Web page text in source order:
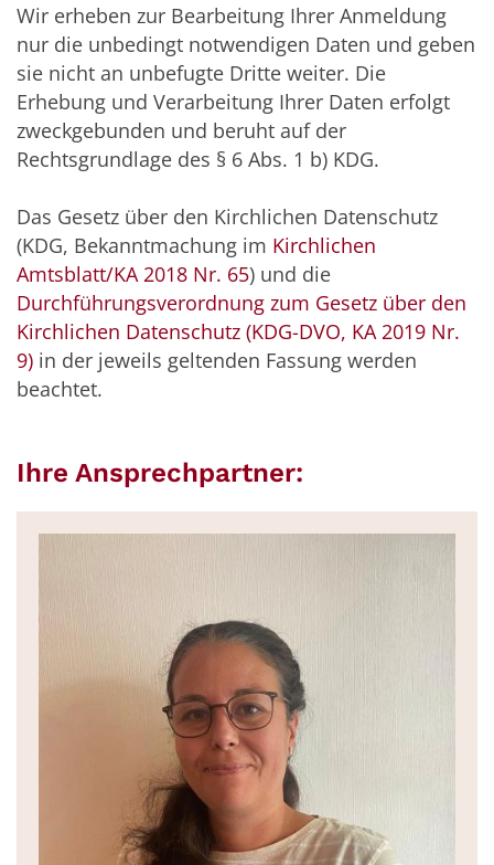
Wir erheben zur Bearbeitung Ihrer Anmeldung
nur die unbedingt notwendigen Daten und geben
sie nicht an unbefugte Dritte weiter. Die
Erhebung und Verarbeitung Ihrer Daten erfolgt
zweckgebunden und beruht auf der
Rechtsgrundlage des § 6 Abs. 1 b) KDG.
Das Gesetz über den Kirchlichen Datenschutz
(KDG, Bekanntmachung im Kirchlichen
Amtsblatt/KA 2018 Nr. 65) und die
Durchführungsverordnung zum Gesetz über den
Kirchlichen Datenschutz (KDG-DVO, KA 2019 Nr.
9) in der jeweils geltenden Fassung werden
beachtet.
Ihre Ansprechpartner: